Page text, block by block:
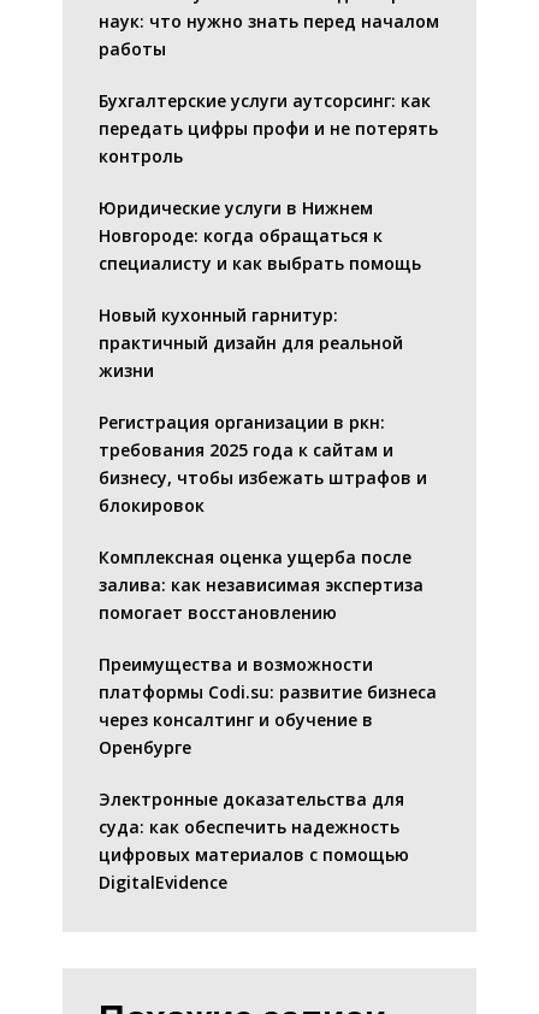
наук: что нужно знать перед началом
работы
Бухгалтерские услуги аутсорсинг: как
передать цифры профи и не потерять
контроль
Юридические услуги в Нижнем
Новгороде: когда обращаться к
специалисту и как выбрать помощь
Новый кухонный гарнитур:
практичный дизайн для реальной
жизни
Регистрация организации в ркн:
требования 2025 года к сайтам и
бизнесу, чтобы избежать штрафов и
блокировок
Комплексная оценка ущерба после
залива: как независимая экспертиза
помогает восстановлению
Преимущества и возможности
платформы Codi.su: развитие бизнеса
через консалтинг и обучение в
Оренбурге
Электронные доказательства для
суда: как обеспечить надежность
цифровых материалов с помощью
DigitalEvidence